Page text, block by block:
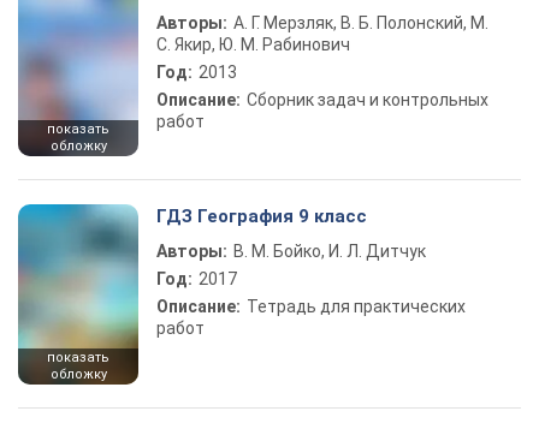
показать
обложку
Авторы: А. Г. Мерзляк, В. Б. Полонский, М.
С. Якир, Ю. М. Рабинович
Год: 2013
Описание: Сборник задач и контрольных
работ
показать
обложку
ГДЗ География 9 класс
Авторы: В. М. Бойко, И. Л. Дитчук
Год: 2017
Описание: Тетрадь для практических
работ